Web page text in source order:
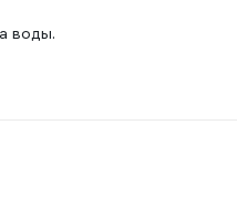
воды.